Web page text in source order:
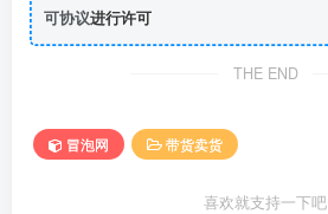
可协议进行许可
THE END
冒泡网 带货卖货
喜欢就支持一下吧